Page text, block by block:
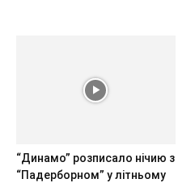
“Динамо” розписало нічию з
“Падерборном” у літньому